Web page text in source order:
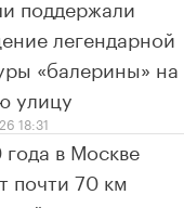
поддержали
легендарной
«балерины» на
улицу
18:31
в Москве
почти 70 км